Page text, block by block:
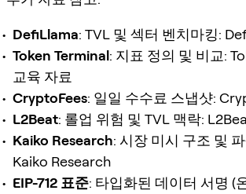
DefiLlama: TVL 및 섹터 벤치마킹:
Token Terminal: 지표 정의 및 비교:
교육 자료
CryptoFees: 일일 수수료 스냅샷:
L2Beat: 롤업 위험 및 TVL 맥락:
Kaiko Research: 시장 미시 구조 및
Kaiko Research
EIP-712 표준: 타입화된 데이터 서명 (